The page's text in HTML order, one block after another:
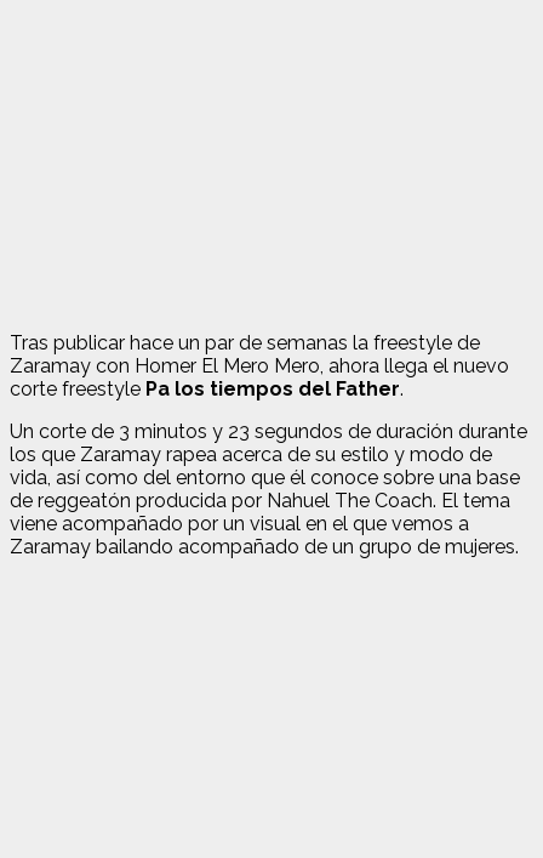
Tras publicar hace un par de semanas la freestyle de
Zaramay con Homer El Mero Mero, ahora llega el nuevo
corte freestyle Pa los tiempos del Father.
Un corte de 3 minutos y 23 segundos de duración durante
los que Zaramay rapea acerca de su estilo y modo de
vida, así como del entorno que él conoce sobre una base
de reggeatón producida por Nahuel The Coach. El tema
viene acompañado por un visual en el que vemos a
Zaramay bailando acompañado de un grupo de mujeres.